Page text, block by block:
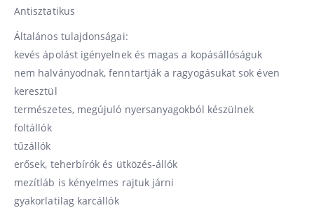
Antisztatikus
Általános tulajdonságai:
kevés ápolást igényelnek és magas a kopásállóságuk
nem halványodnak, fenntartják a ragyogásukat sok éven
keresztül
természetes, megújuló nyersanyagokból készülnek
foltállók
tűzállók
erősek, teherbírók és ütközés-állók
mezítláb is kényelmes rajtuk járni
gyakorlatilag karcállók